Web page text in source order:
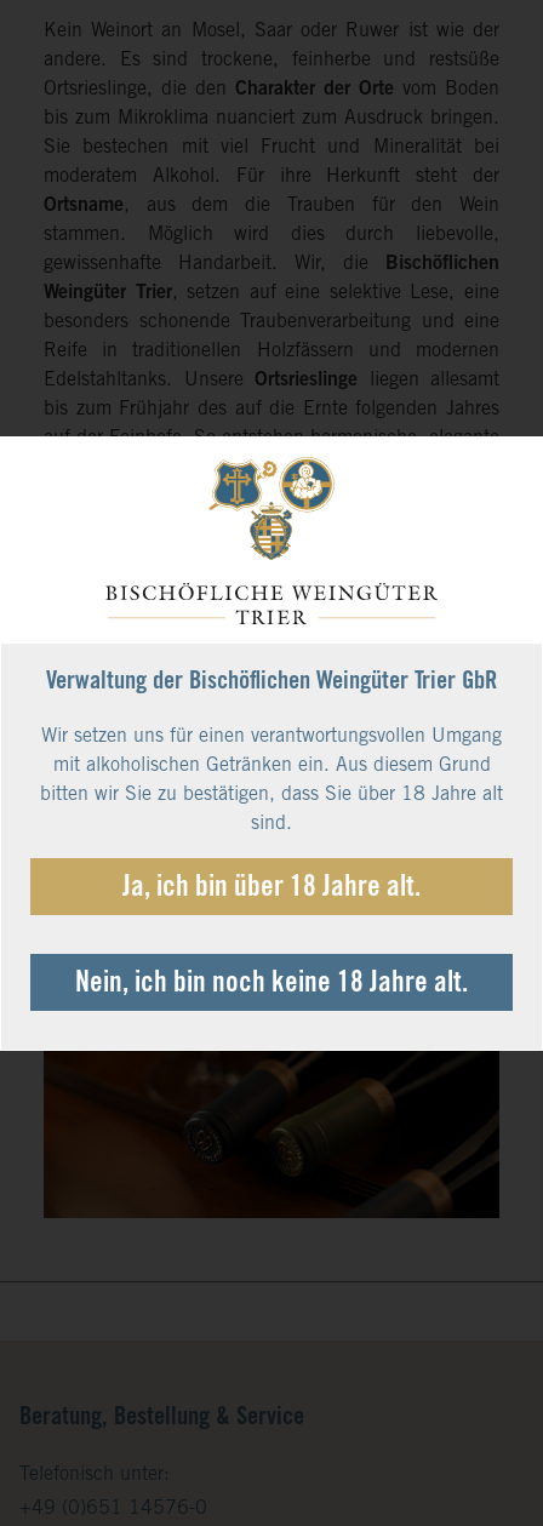
Kein Weinort an Mosel, Saar oder Ruwer ist wie der
andere. Es sind trockene, feinherbe und restsüße
Ortsrieslinge, die den Charakter der Orte vom Boden
bis zum Mikroklima nuanciert zum Ausdruck bringen.
Sie bestechen mit viel Frucht und Mineralität bei
moderatem Alkohol. Für ihre Herkunft steht der
Ortsname, aus dem die Trauben für den Wein
stammen. Möglich wird dies durch liebevolle,
gewissenhafte Handarbeit. Wir, die
Bischöflichen
Weingüter Trier, setzen auf eine selektive Lese, eine
besonders schonende Traubenverarbeitung und eine
Reife in traditionellen Holzfässern und modernen
Edelstahltanks. Unsere Ortsrieslinge liegen allesamt
bis zum Frühjahr des auf die Ernte folgenden Jahres
auf der Feinhefe. So entstehen harmonische, elegante
Rieslinge, in denen sich der jeweilige Weinort
finessenreich widerspiegelt.
Beratung, Bestellung & Service
Telefonisch unter:
+49 (0)651 14576-0
Verwaltung der Bischöflichen Weingüter Trier GbR
Wir setzen uns für einen verantwortungsvollen Umgang
mit alkoholischen Getränken ein. Aus diesem Grund
bitten wir Sie zu bestätigen, dass Sie über 18 Jahre alt
sind.
Ja, ich bin über 18 Jahre alt.
Nein, ich bin noch keine 18 Jahre alt.